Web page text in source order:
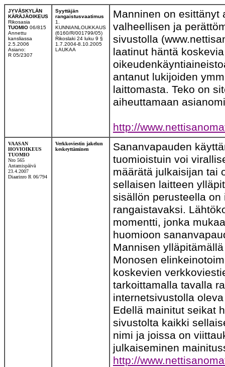
JYVÄSKYLÄN
KÄRÄJÄOIKEUS
Rikosasia
TUOMIO 06/815
Annettu
kansliassa
2.5.2006
Asiano:
R 05/2307
Syyttäjän
rangaistusvaatimus
1.
KUNNIANLOUKKAUS
(6160/R/001799/05)
Rikoslaki 24 luku 9 §
1.7.2004-8.10.2005
LAUKAA
Manninen on esittänyt
valheellisen ja
sivustolla
laatinut häntä
antanut lukijoiden
laittomasta. Teko on
aiheuttamaan
http://
VAASAN
HOVIOIKEUS
TUOMIO
Nro 565
Antamispäivä
23.4.2007
Diaarinro R 06/794
Verkkoviestin jakelun
keskeyttäminen
Sananvapauden
tuomioistuin voi
määrätä julkaisijan tai
sellaisen laitteen
sisällön perusteella
rangaistavaksi.
momentti, jonka
huomioon
Mannisen
Monosen
koskevien
tarkoittamalla tavalla
internetsivustolla
Edellä mainitut seikat
sivustolta kaikki
nimi ja joissa on
julkaiseminen
http://